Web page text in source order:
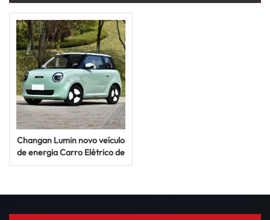
Changan Lumin novo veículo
de energia Carro Elétrico de
155 km Mini EV Carro